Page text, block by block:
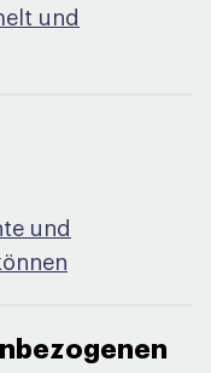
und
und